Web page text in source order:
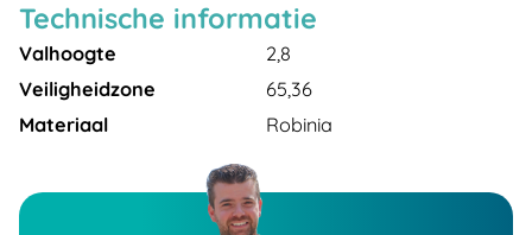
Technische informatie
Valhoogte
2,8
Veiligheidzone
65,36
Materiaal
Robinia